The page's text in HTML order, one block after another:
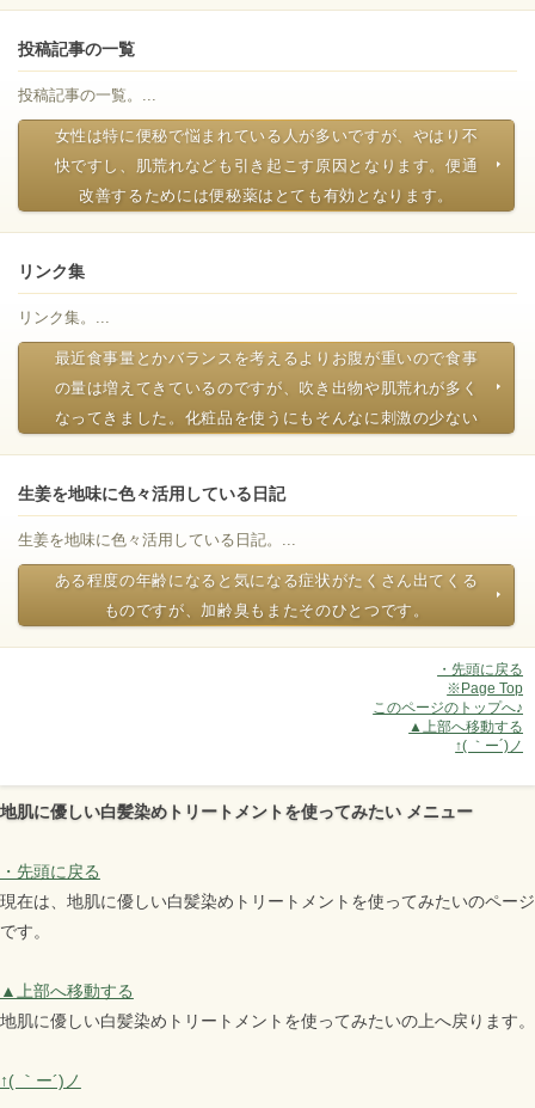
投稿記事の一覧
投稿記事の一覧。...
女性は特に便秘で悩まれている人が多いですが、やはり不
快ですし、肌荒れなども引き起こす原因となります。便通
改善するためには便秘薬はとても有効となります。
リンク集
リンク集。...
最近食事量とかバランスを考えるよりお腹が重いので食事
の量は増えてきているのですが、吹き出物や肌荒れが多く
なってきました。化粧品を使うにもそんなに刺激の少ない
生姜を地味に色々活用している日記
生姜を地味に色々活用している日記。...
ある程度の年齢になると気になる症状がたくさん出てくる
ものですが、加齢臭もまたそのひとつです。
・先頭に戻る
※Page Top
このページのトップへ♪
▲上部へ移動する
↑( ｀ー´)ノ
地肌に優しい白髪染めトリートメントを使ってみたい メニュー
・先頭に戻る
現在は、地肌に優しい白髪染めトリートメントを使ってみたいのページ
です。
▲上部へ移動する
地肌に優しい白髪染めトリートメントを使ってみたいの上へ戻ります。
↑( ｀ー´)ノ